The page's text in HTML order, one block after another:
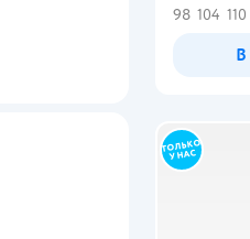
98 104 110
В